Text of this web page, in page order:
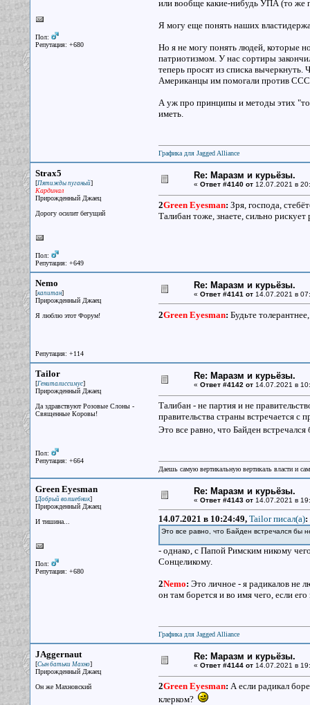
Пол:
Репутация: +680
или вообще какие-нибудь УПА (то же
Я могу еще понять наших
Но я не могу понять людей, которые
патриотизмом. У нас сортиры
теперь просят из списка
Американцы им помогали против
А уж про принципы и методы этих
иметь.
Графика для Jagged Alliance
Strax5
[Пятижды пуганый]
Кардинал
Прирожденный Джаец
Дорогу осилит бегущий
Пол:
Репутация: +649
Re: Маразм и курьёзы.
« Ответ #4140 от12.07.2021 в
2Green Eyesman: Зря, господа,
Талибан тоже, знаете, сильно
Nemo
[капитан]
Прирожденный Джаец
Я люблю этот Форум!
Репутация: +114
Re: Маразм и курьёзы.
« Ответ #4141 от14.07.2021 в
2Green Eyesman: Будьте
Tailor
[Гениталиссимус]
Прирожденный Джаец
Да здравствуют Розовые Слоны -
Священные Коровы!
Пол:
Репутация: +664
Re: Маразм и курьёзы.
« Ответ #4142 от14.07.2021 в
Талибан - не партия и не
правительства страны встречается с
Это все равно, что Байден
Даешь самую вертикальную вертикаль власти и
Green Eyesman
[Добрый волшебник]
Прирожденный Джаец
И тишина...
Пол:
Репутация: +680
Re: Маразм и курьёзы.
« Ответ #4143 от14.07.2021 в
14.07.2021 в 10:24:49, Tailor писал(a):
Это все равно, что Байден встречался
- однако, с Папой Римским никому
Сонцеликому.
2Nemo: Это личное - я радикалов не
он там борется и во имя чего, если
Графика для Jagged Alliance
JAggernaut
[Сын батьки Махно]
Прирожденный Джаец
Он же Махновский
Re: Маразм и курьёзы.
« Ответ #4144 от14.07.2021 в
2Green Eyesman: А если радикал
клерком?